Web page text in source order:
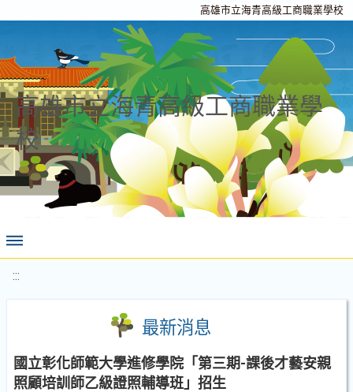
高雄市立海青高級工商職業學校
高雄市立海青高級工商職業學
校
:::
最新消息
國立彰化師範大學進修學院「第三期-課後才藝安親
照顧培訓師乙級證照輔導班」招生